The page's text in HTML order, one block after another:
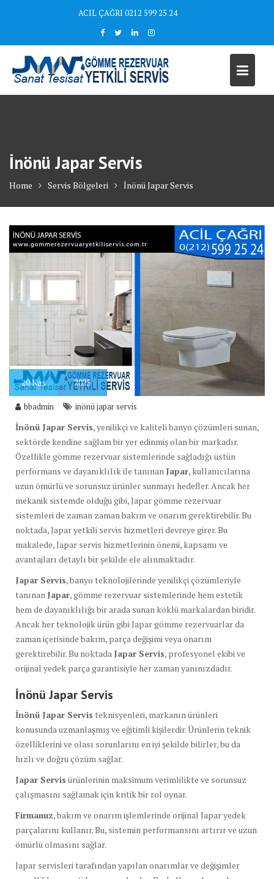
ACİL ÇAĞRI 0212 599 25 24
İnönü Japar Servis
Home Servis Bölgeleri İnönü Japar Servis
20Kas 2025
bbadmin inönü japar servis
İnönü Japar Servis, yenilikçi ve kaliteli banyo çözümleri sunan,
sektörde kendine sağlam bir yer edinmiş olan bir markadır.
Özellikle gömme rezervuar sistemlerinde sağladığı üstün
performans ve dayanıklılık ile tanınan Japar, kullanıcılarına
uzun ömürlü ve sorunsuz ürünler sunmayı hedefler. Ancak her
mekanik sistemde olduğu gibi, Japar gömme rezervuar
sistemleri de zaman zaman bakım ve onarım gerektirebilir. Bu
noktada, Japar yetkili servis hizmetleri devreye girer. Bu
makalede, Japar servis hizmetlerinin önemi, kapsamı ve
avantajları detaylı bir şekilde ele alınmaktadır.
Japar Servis, banyo teknolojilerinde yenilikçi çözümleriyle
tanınan Japar, gömme rezervuar sistemlerinde hem estetik
hem de dayanıklılığı bir arada sunan köklü markalardan biridir.
Ancak her teknolojik ürün gibi Japar gömme rezervuarlar da
zaman içerisinde bakım, parça değişimi veya onarım
gerektirebilir. Bu noktada Japar Servis, profesyonel ekibi ve
orijinal yedek parça garantisiyle her zaman yanınızdadır.
İnönü Japar Servis
İnönü Japar Servis teknisyenleri, markanın ürünleri
konusunda uzmanlaşmış ve eğitimli kişilerdir. Ürünlerin teknik
özelliklerini ve olası sorunlarını en iyi şekilde bilirler, bu da
hızlı ve doğru çözüm sağlar.
Japar Servis ürünlerinin maksimum verimlilikte ve sorunsuz
çalışmasını sağlamak için kritik bir rol oynar.
Firmamız, bakım ve onarım işlemlerinde orijinal Japar yedek
parçalarını kullanır. Bu, sistemin performansını artırır ve uzun
ömürlü olmasını sağlar.
Japar servisleri tarafından yapılan onarımlar ve değişimler